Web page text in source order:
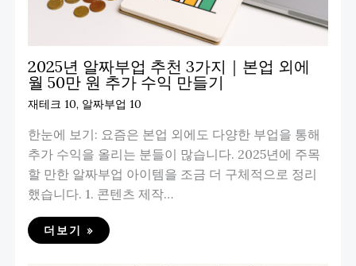
2025년 알짜부업 추천 3가지｜본업 외에
월 50만 원 추가 수익 만들기
재테크 10, 알짜부업 10
한눈에 보기: 요즘은 본업 외에도 다양한 부업을 통해
추가 수익을 올리는 분들이 많습니다. 2025년에 주목
할 만한 알짜부업 아이템을 조금 더 구체적으로 정리
했습니다. 1. 콘텐츠 제작…
더보기 »